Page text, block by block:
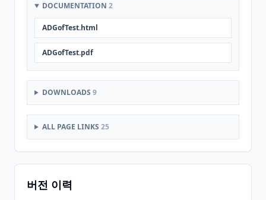
DOCUMENTATION 2
ADGofTest.html
ADGofTest.pdf
DOWNLOADS 9
ALL PAGE LINKS 25
버전 이력